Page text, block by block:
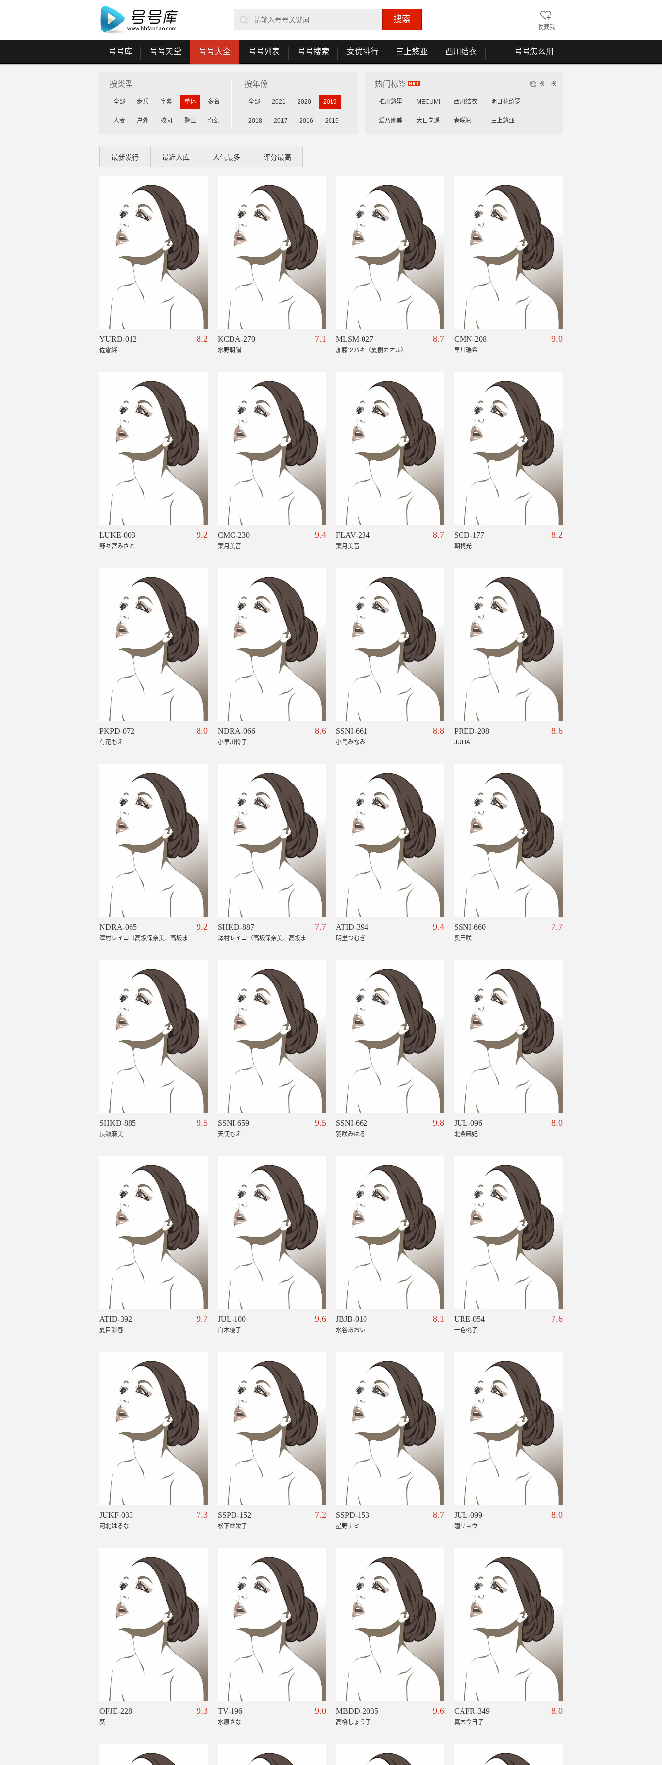
收藏我
号号库 号号天堂 号号大全 号号列表 号号搜索 女优排行 三上悠亚 西川结衣 号号怎么用
按类型
全部 步兵 字幕 单体 多名
人妻 户外 校园 警匪 奇幻
按年份
全部 2021 2020 2019
2018 2017 2016 2015
热门标签 换一换
推川悠里 MECUMI 西川结衣 明日花绮罗
爱乃娜美 大日向遥 春咲凉 三上悠亚
最新发行 最近入库 人气最多 评分最高
YURD-012 8.2
佐倉絆
KCDA-270 7.1
水野朝陽
MLSM-027 8.7
加藤ツバキ（夏樹カオル）
CMN-208 9.0
早川瑞希
LUKE-003 9.2
野々宮みさと
CMC-230 9.4
葉月美音
FLAV-234 8.7
葉月美音
SCD-177 8.2
朝桐光
PKPD-072 8.0
有花もえ
NDRA-066 8.6
小早川怜子
SSNI-661 8.8
小島みなみ
PRED-208 8.6
JULIA
NDRA-065 9.2
澤村レイコ（高坂保奈美、高坂ま
SHKD-887 7.7
澤村レイコ（高坂保奈美、高坂ま
ATID-394 9.4
明里つむぎ
SSNI-660 7.7
奥田咲
SHKD-885 9.5
長瀬麻美
SSNI-659 9.5
天使もえ
SSNI-662 9.8
羽咲みはる
JUL-096 8.0
北条麻妃
ATID-392 9.7
夏目彩春
JUL-100 9.6
白木優子
JBJB-010 8.1
水谷あおい
URE-054 7.6
一色桃子
JUKF-033 7.3
河北はるな
SSPD-152 7.2
松下紗栄子
SSPD-153 8.7
星野ナミ
JUL-099 8.0
瞳リョウ
OFJE-228 9.3
葵
TV-196 9.0
水原さな
MBDD-2035 9.6
高橋しょう子
CAFR-349 8.0
真木今日子